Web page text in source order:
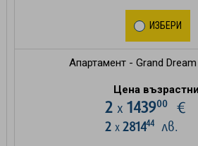
ИЗБЕРИ
Апартамент - Grand
Цена
2 х 143900€
2 х 281444лв.